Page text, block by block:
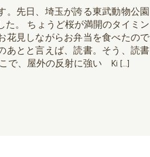
。先日、埼玉が誇る東武動物公園
た。 ちょうど桜が満開のタイミン
花見しながらお弁当を食べたので
あとと言えば、読書。そう、読書
で、屋外の反射に強い Ki […]